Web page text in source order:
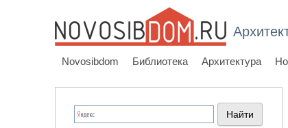
Novosibdom Библиотека Архитектура